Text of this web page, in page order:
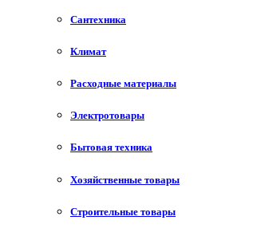
Сантехника
Климат
Расходные материалы
Электротовары
Бытовая техника
Хозяйственные товары
Строительные товары